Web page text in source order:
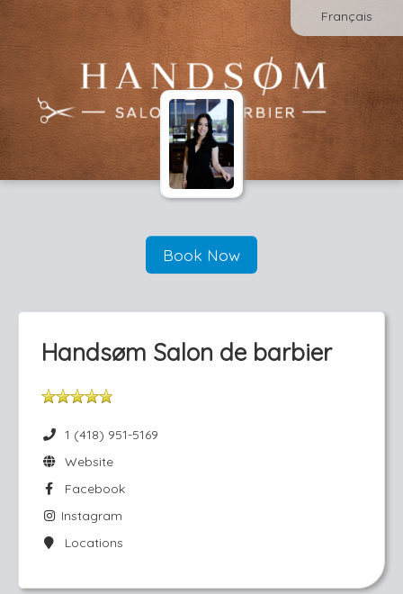
Français
Book Now
Hands­øm Salon de barbier
1 (418) 951-5169
Website
Facebook
Instagram
Locations